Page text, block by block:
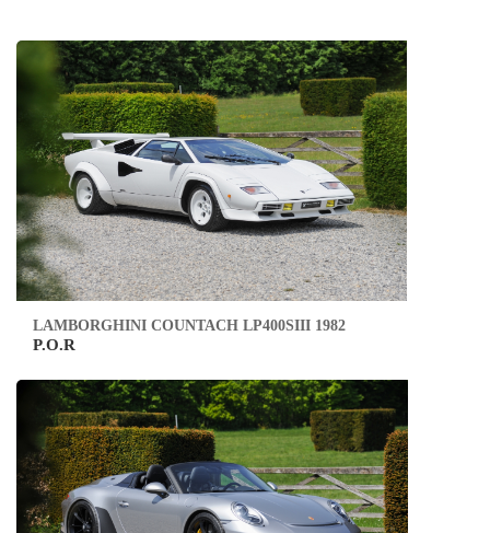
LAMBORGHINI COUNTACH LP400SIII 1982
P.O.R